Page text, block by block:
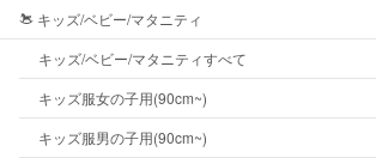
キッズ/ベビー/マタニティ
キッズ/ベビー/マタニティすべて
キッズ服女の子用(90cm~)
キッズ服男の子用(90cm~)